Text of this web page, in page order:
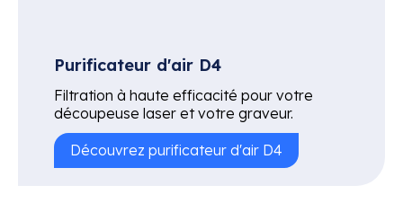
Purificateur d'air D4
Filtration à haute efficacité pour votre
découpeuse laser et votre graveur.
Découvrez purificateur d'air D4